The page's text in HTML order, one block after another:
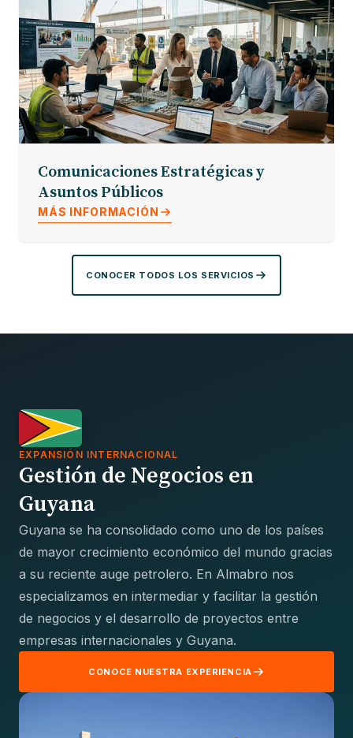
Comunicaciones Estratégicas y
Asuntos Públicos
MÁS INFORMACIÓN
CONOCER TODOS LOS SERVICIOS
EXPANSIÓN INTERNACIONAL
Gestión de Negocios en
Guyana
Guyana se ha consolidado como uno de los países
de mayor crecimiento económico del mundo gracias
a su reciente auge petrolero. En Almabro nos
especializamos en intermediar y facilitar la gestión
de negocios y el desarrollo de proyectos entre
empresas internacionales y Guyana.
CONOCE NUESTRA EXPERIENCIA